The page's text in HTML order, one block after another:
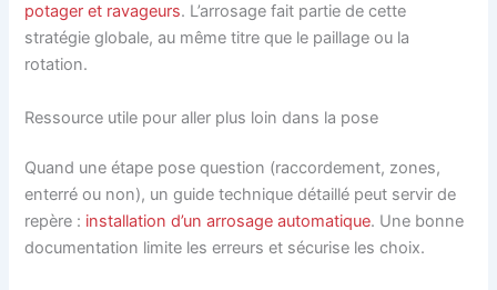
potager et ravageurs. L’arrosage fait partie de cette
stratégie globale, au même titre que le paillage ou la
rotation.
Ressource utile pour aller plus loin dans la pose
Quand une étape pose question (raccordement, zones,
enterré ou non), un guide technique détaillé peut servir de
repère : installation d’un arrosage automatique. Une bonne
documentation limite les erreurs et sécurise les choix.